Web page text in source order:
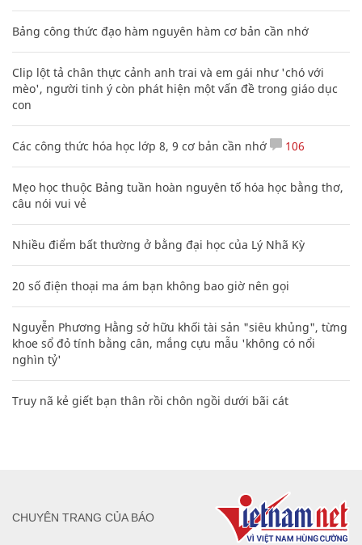
Bảng công thức đạo hàm nguyên hàm cơ bản cần nhớ
Clip lột tả chân thực cảnh anh trai và em gái như 'chó với
mèo', người tinh ý còn phát hiện một vấn đề trong giáo dục
con
Các công thức hóa học lớp 8, 9 cơ bản cần nhớ 106
Mẹo học thuộc Bảng tuần hoàn nguyên tố hóa học bằng thơ,
câu nói vui vẻ
Nhiều điểm bất thường ở bằng đại học của Lý Nhã Kỳ
20 số điện thoại ma ám bạn không bao giờ nên gọi
Nguyễn Phương Hằng sở hữu khối tài sản "siêu khủng", từng
khoe sổ đỏ tính bằng cân, mắng cựu mẫu 'không có nổi
nghìn tỷ'
Truy nã kẻ giết bạn thân rồi chôn ngồi dưới bãi cát
CHUYÊN TRANG CỦA BÁO